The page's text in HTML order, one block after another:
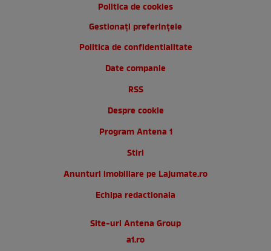
Politica de cookies
Gestionați preferințele
Politica de confidentialitate
Date companie
RSS
Despre cookie
Program Antena 1
Stiri
Anunturi imobiliare pe Lajumate.ro
Echipa redactionala
Site-uri Antena Group
a1.ro